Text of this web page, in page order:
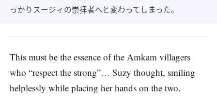
っかりスージィの崇拝者へと変わってしまった。
This must be the essence of the Amkam villagers
who “respect the strong”… Suzy thought, smiling
helplessly while placing her hands on the two.